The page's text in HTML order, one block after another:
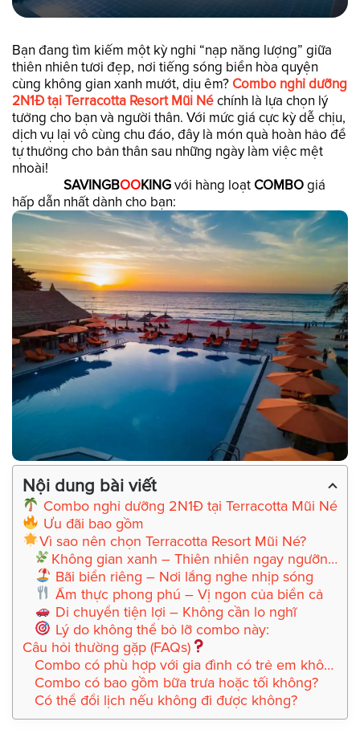
Bạn đang tìm kiếm một kỳ nghỉ “nạp năng lượng” giữa
thiên nhiên tươi đẹp, nơi tiếng sóng biển hòa quyện
cùng không gian xanh mướt, dịu êm? Combo nghỉ dưỡng
2N1Đ tại Terracotta Resort Mũi Néchính là lựa chọn lý
tưởng cho bạn và người thân. Với mức giá cực kỳ dễ chịu,
dịch vụ lại vô cùng chu đáo, đây là món quà hoàn hảo để
tự thưởng cho bản thân sau những ngày làm việc mệt
nhoài!
SAVINGBOOKINGvới hàng loạt COMBOgiá
hấp dẫn nhất dành cho bạn:
Nội dung bài viết
Combo nghỉ dưỡng 2N1Đ tại Terracotta Mũi Né
Ưu đãi bao gồm
Vì sao nên chọn Terracotta Resort Mũi Né?
Không gian xanh – Thiên nhiên ngay ngưỡng cửa
Bãi biển riêng – Nơi lắng nghe nhịp sóng
Ẩm thực phong phú – Vị ngon của biển cả
Di chuyển tiện lợi – Không cần lo nghĩ
Lý do không thể bỏ lỡ combo này:
Câu hỏi thường gặp (FAQs)
Combo có phù hợp với gia đình có trẻ em không?
Combo có bao gồm bữa trưa hoặc tối không?
Có thể đổi lịch nếu không đi được không?